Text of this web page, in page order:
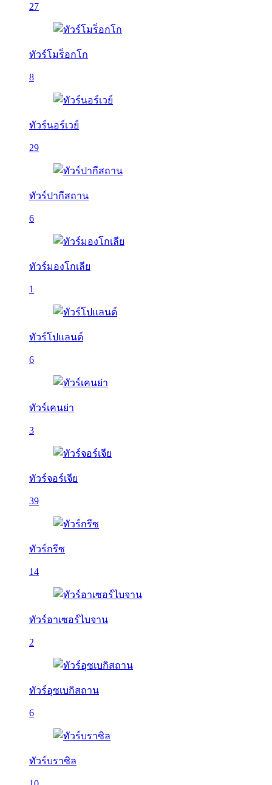
27
ทัวร์โมร็อกโก
8
ทัวร์นอร์เวย์
29
ทัวร์ปากีสถาน
6
ทัวร์มองโกเลีย
1
ทัวร์โปแลนด์
6
ทัวร์เคนย่า
3
ทัวร์จอร์เจีย
39
ทัวร์กรีซ
14
ทัวร์อาเซอร์ไบจาน
2
ทัวร์อุซเบกิสถาน
6
ทัวร์บราซิล